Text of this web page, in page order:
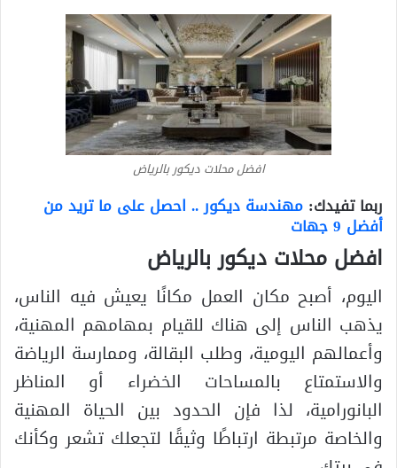
افضل محلات ديكور بالرياض
ربما تفيدك: مهندسة ديكور .. احصل على ما تريد من
أفضل 9 جهات
افضل محلات ديكور بالرياض
اليوم، أصبح مكان العمل مكانًا يعيش فيه الناس،
يذهب الناس إلى هناك للقيام بمهامهم المهنية،
وأعمالهم اليومية، وطلب البقالة، وممارسة الرياضة
والاستمتاع بالمساحات الخضراء أو المناظر
البانورامية، لذا فإن الحدود بين الحياة المهنية
والخاصة مرتبطة ارتباطًا وثيقًا لتجعلك تشعر وكأنك